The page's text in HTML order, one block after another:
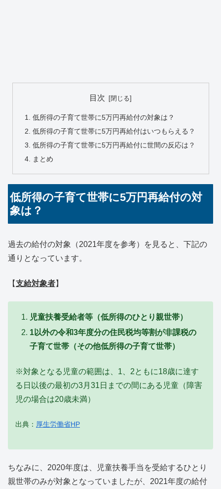
目次
低所得の子育て世帯に5万円再給付の対象は？
低所得の子育て世帯に5万円再給付はいつもらえる？
低所得の子育て世帯に5万円再給付に世間の反応は？
まとめ
低所得の子育て世帯に5万円再給付の対
象は？
過去の給付の対象（2021年度を参考）を見ると、下記の
通りとなっています。
【支給対象者】
児童扶養受給者等（低所得のひとり親世帯）
1以外の令和3年度分の住民税均等割が非課税の
子育て世帯（その他低所得の子育て世帯）
※対象となる児童の範囲は、1、2ともに18歳に達す
る日以後の最初の3月31日までの間にある児童（障害
児の場合は20歳未満）
出典： 厚生労働省HP
ちなみに、2020年度は、児童扶養手当を受給するひとり
親世帯のみが対象となっていましたが、2021年度の給付